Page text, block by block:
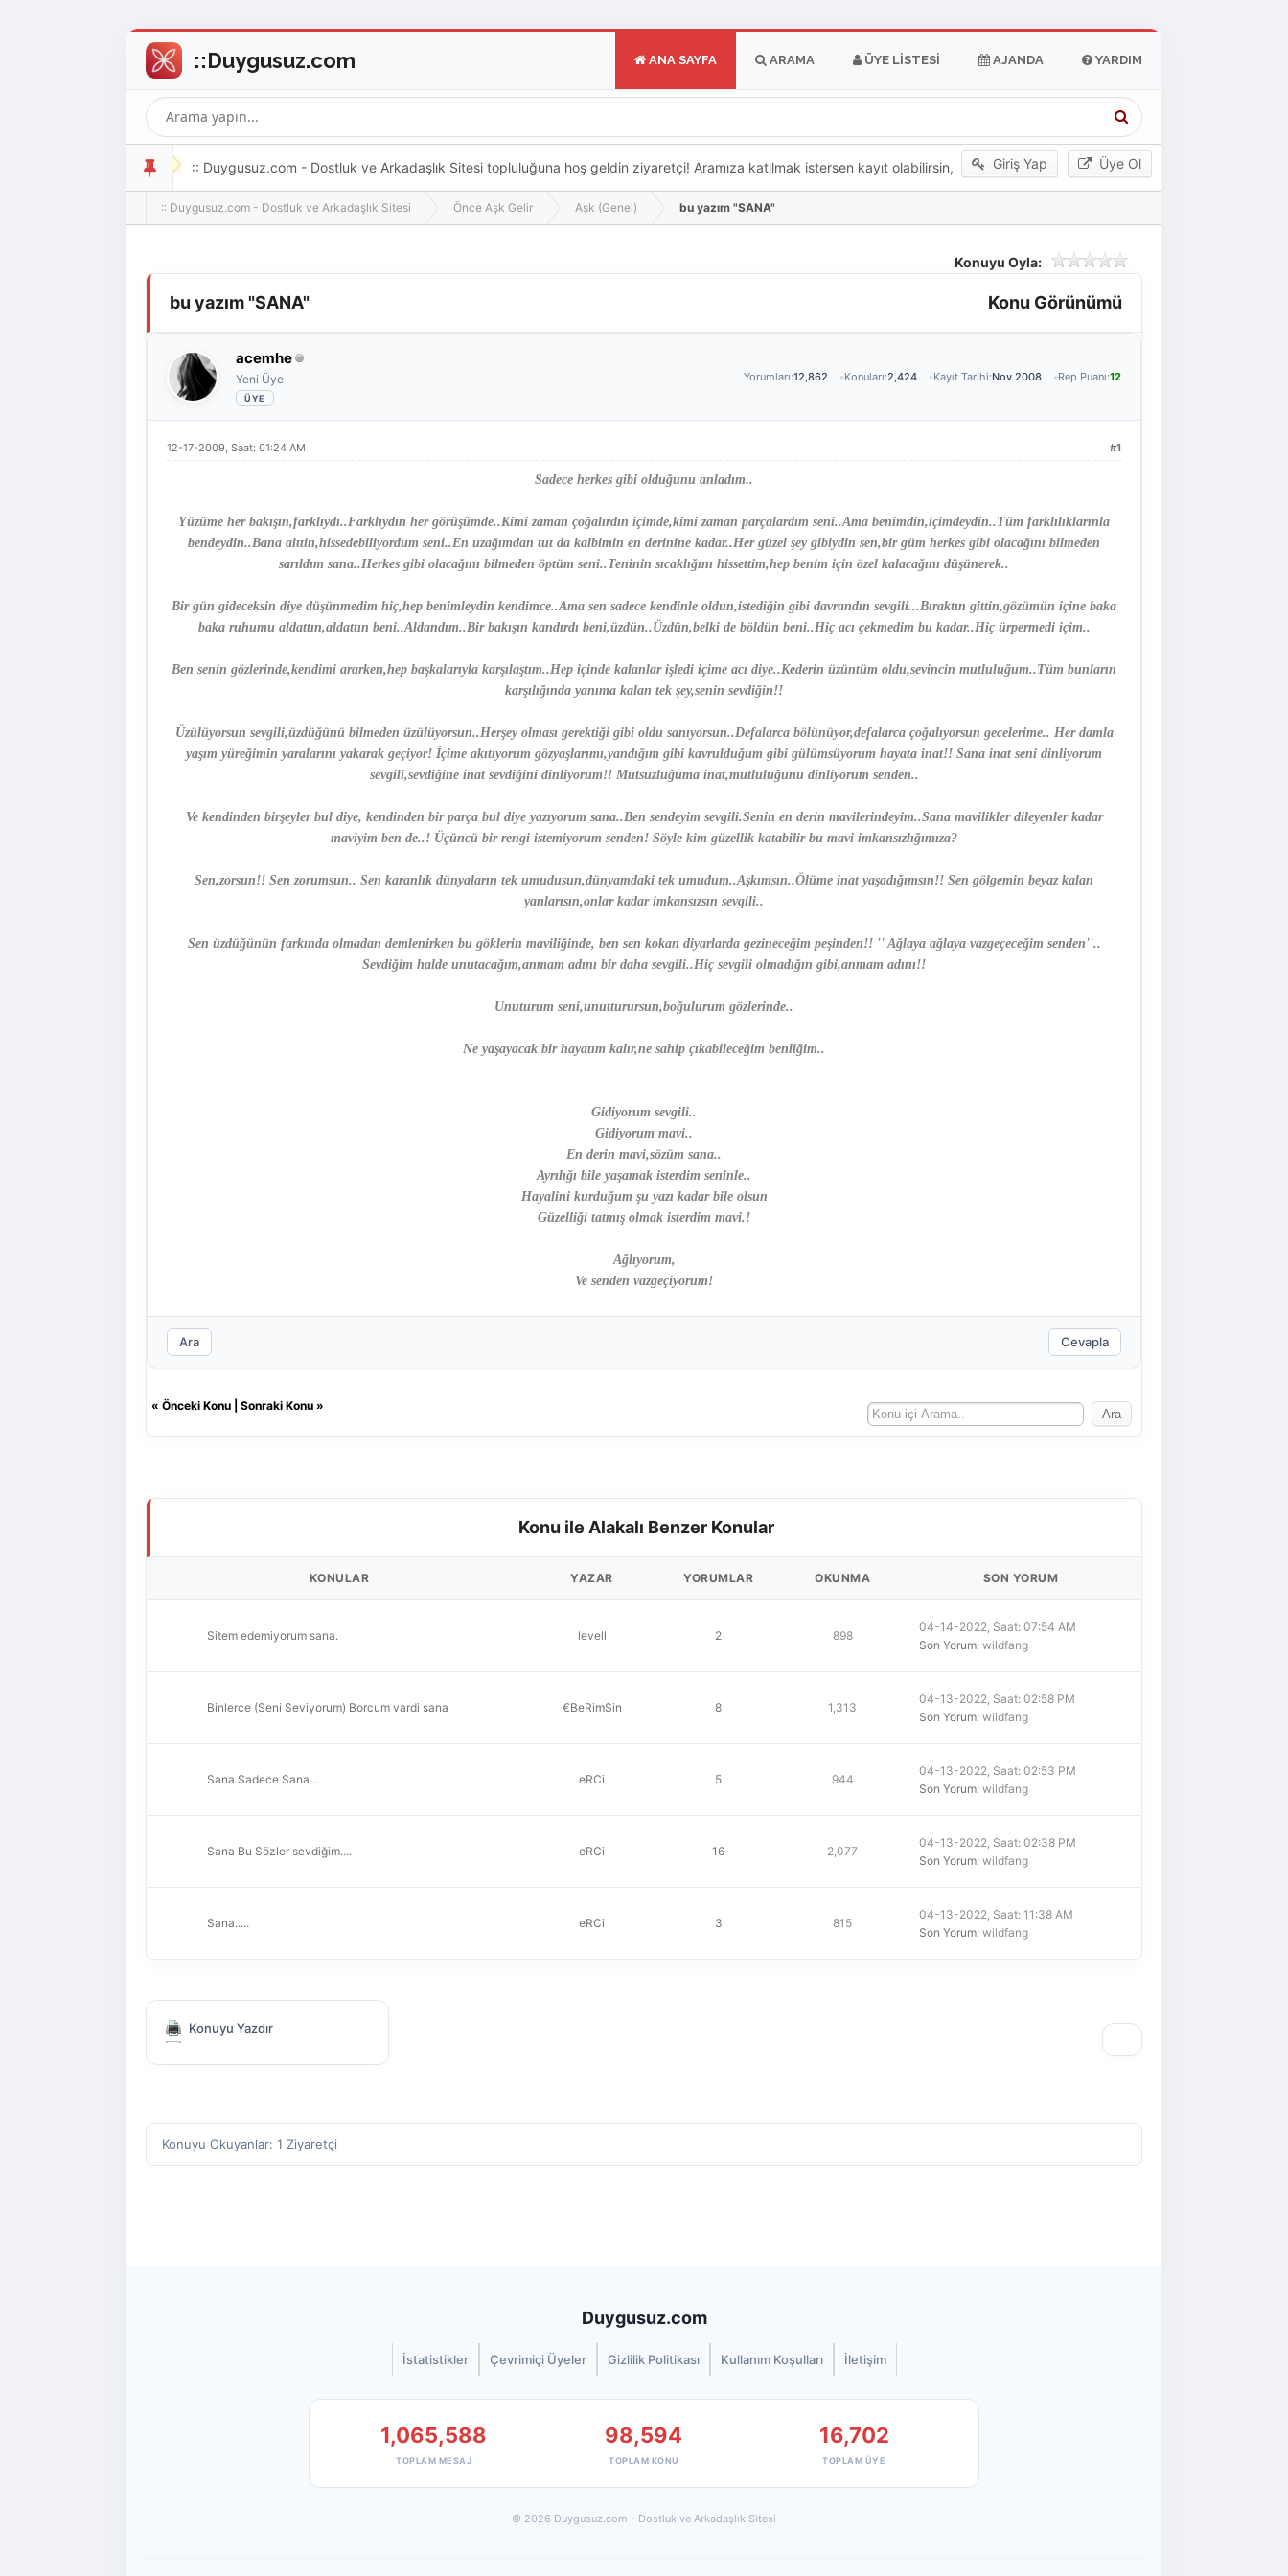
ANA SAYFA ARAMA ÜYE LISTESI AJANDA YARDIM
Giriş Yap Üye Ol
:: Duygusuz.com - Dostluk ve Arkadaşlık Sitesi topluluğuna hoş geldin ziyaretçi! Aramıza katılmak istersen kayıt olabilirsin,
oldukça kolay ve zahmetsizdir.
:: Duygusuz.com - Dostluk ve Arkadaşlık Sitesi Önce Aşk Gelir Aşk (Genel) bu yazım "SANA"
Konuyu Oyla:
Konu Görünümü
bu yazım "SANA"
acemhe
Yeni Üye Yorumları:12,862 Konuları:2,424 Kayıt Tarihi:Nov 2008 Rep Puanı:12
#1
12-17-2009, Saat: 01:24 AM
Sadece herkes gibi olduğunu anladım..
Yüzüme her bakışın,farklıydı..Farklıydın her görüşümde..Kimi zaman çoğalırdın içimde,kimi zaman parçalardım seni..Ama benimdin,içimdeydin..Tüm farklılıklarınla
bendeydin..Bana aittin,hissedebiliyordum seni..En uzağımdan tut da kalbimin en derinine kadar..Her güzel şey gibiydin sen,bir güm herkes gibi olacağını bilmeden
sarıldım sana..Herkes gibi olacağını bilmeden öptüm seni..Teninin sıcaklığını hissettim,hep benim için özel kalacağını düşünerek..
Bir gün gideceksin diye düşünmedim hiç,hep benimleydin kendimce..Ama sen sadece kendinle oldun,istediğin gibi davrandın sevgili...Bıraktın gittin,gözümün içine baka
baka ruhumu aldattın,aldattın beni..Aldandım..Bir bakışın kandırdı beni,üzdün..Üzdün,belki de böldün beni..Hiç acı çekmedim bu kadar..Hiç ürpermedi içim..
Ben senin gözlerinde,kendimi ararken,hep başkalarıyla karşılaştım..Hep içinde kalanlar işledi içime acı diye..Kederin üzüntüm oldu,sevincin mutluluğum..Tüm bunların
karşılığında yanıma kalan tek şey,senin sevdiğin!!
Üzülüyorsun sevgili,üzdüğünü bilmeden üzülüyorsun..Herşey olması gerektiği gibi oldu sanıyorsun..Defalarca bölünüyor,defalarca çoğalıyorsun gecelerime.. Her damla
yaşım yüreğimin yaralarını yakarak geçiyor! İçime akıtıyorum gözyaşlarımı,yandığım gibi kavrulduğum gibi gülümsüyorum hayata inat!! Sana inat seni dinliyorum
sevgili,sevdiğine inat sevdiğini dinliyorum!! Mutsuzluğuma inat,mutluluğunu dinliyorum senden..
Ve kendinden birşeyler bul diye, kendinden bir parça bul diye yazıyorum sana..Ben sendeyim sevgili.Senin en derin mavilerindeyim..Sana mavilikler dileyenler kadar
maviyim ben de..! Üçüncü bir rengi istemiyorum senden! Söyle kim güzellik katabilir bu mavi imkansızlığımıza?
Sen,zorsun!! Sen zorumsun.. Sen karanlık dünyaların tek umudusun,dünyamdaki tek umudum..Aşkımsın..Ölüme inat yaşadığımsın!! Sen gölgemin beyaz kalan
yanlarısın,onlar kadar imkansızsın sevgili..
Sen üzdüğünün farkında olmadan demlenirken bu göklerin maviliğinde, ben sen kokan diyarlarda gezineceğim peşinden!! '' Ağlaya ağlaya vazgeçeceğim senden''..
Sevdiğim halde unutacağım,anmam adını bir daha sevgili..Hiç sevgili olmadığın gibi,anmam adını!!
Unuturum seni,unutturursun,boğulurum gözlerinde..
Ne yaşayacak bir hayatım kalır,ne sahip çıkabileceğim benliğim..
Gidiyorum sevgili..
Gidiyorum mavi..
En derin mavi,sözüm sana..
Ayrılığı bile yaşamak isterdim seninle..
Hayalini kurduğum şu yazı kadar bile olsun
Güzelliği tatmış olmak isterdim mavi.!
Ağlıyorum,
Ve senden vazgeçiyorum!
Ara Cevapla
« Önceki Konu Sonraki Konu »
Konu ile Alakalı Benzer Konular
KONULAR YAZAR YORUMLAR OKUNMA SON YORUM
Sitem edemiyorum sana. levell 2 898
04-14-2022, Saat: 07:54 AM
Son Yorum: wildfang
Binlerce (Seni Seviyorum) Borcum vardi sana €BeRimSin 8 1,313
04-13-2022, Saat: 02:58 PM
Son Yorum: wildfang
Sana Sadece Sana... eRCi 5 944
04-13-2022, Saat: 02:53 PM
Son Yorum: wildfang
Sana Bu Sözler sevdiğim.... eRCi 16 2,077
04-13-2022, Saat: 02:38 PM
Son Yorum: wildfang
Sana..... eRCi 3 815
04-13-2022, Saat: 11:38 AM
Son Yorum: wildfang
Konuyu Yazdır
Konuyu Okuyanlar: 1 Ziyaretçi
Duygusuz.com
İstatistikler Çevrimiçi Üyeler Gizlilik Politikası Kullanım Koşulları İletişim
1,065,588
TOPLAM MESAJ
98,594
TOPLAM KONU
16,702
TOPLAM ÜYE
© 2026 Duygusuz.com - Dostluk ve Arkadaşlık Sitesi